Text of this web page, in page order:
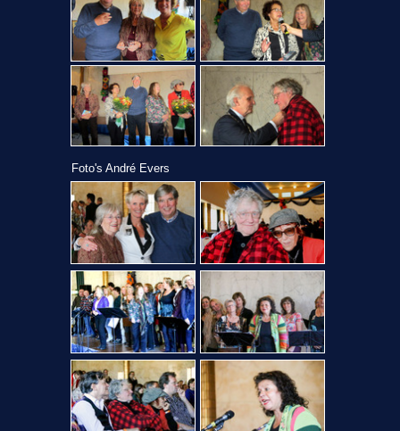
Foto's André Evers